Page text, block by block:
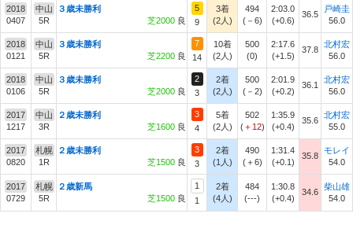
2018
0407
中山
5R
３歳未勝利
芝2000 良
5
9
3着
(2人)
494
(－6)
2:03.0
(+0.6)
36.5
戸崎圭
56.0
2018
0121
中山
5R
３歳未勝利
芝2200 良
7
14
10着
(2人)
500
(0)
2:17.6
(+1.5)
37.8
北村宏
56.0
2018
0106
中山
5R
３歳未勝利
芝2000 良
2
3
2着
(2人)
500
(－2)
2:01.9
(+0.2)
36.1
北村宏
56.0
2017
1217
中山
3R
２歳未勝利
芝1600 良
3
4
5着
(2人)
502
(＋12)
1:35.9
(+0.4)
35.6
北村宏
55.0
2017
0820
札幌
1R
２歳未勝利
芝1500 良
3
3
2着
(1人)
490
(＋6)
1:31.4
(+0.1)
35.8
モレイ
54.0
2017
0729
札幌
5R
２歳新馬
芝1500 良
1
1
2着
(4人)
484
(---)
1:30.8
(+0.4)
34.6
柴山雄
54.0